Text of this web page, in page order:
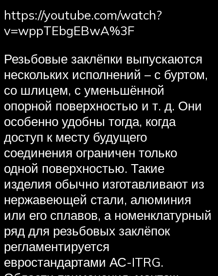
https://youtube.com/watch?
v=wppTEbgEBwA%3F
Резьбовые заклёпки выпускаются
нескольких исполнений – с буртом,
со шлицем, с уменьшённой
опорной поверхностью и т. д. Они
особенно удобны тогда, когда
доступ к месту будущего
соединения ограничен только
одной поверхностью. Такие
изделия обычно изготавливают из
нержавеющей стали, алюминия
или его сплавов, а номенклатурный
ряд для резьбовых заклёпок
регламентируется
евростандартами АС-ITRG.